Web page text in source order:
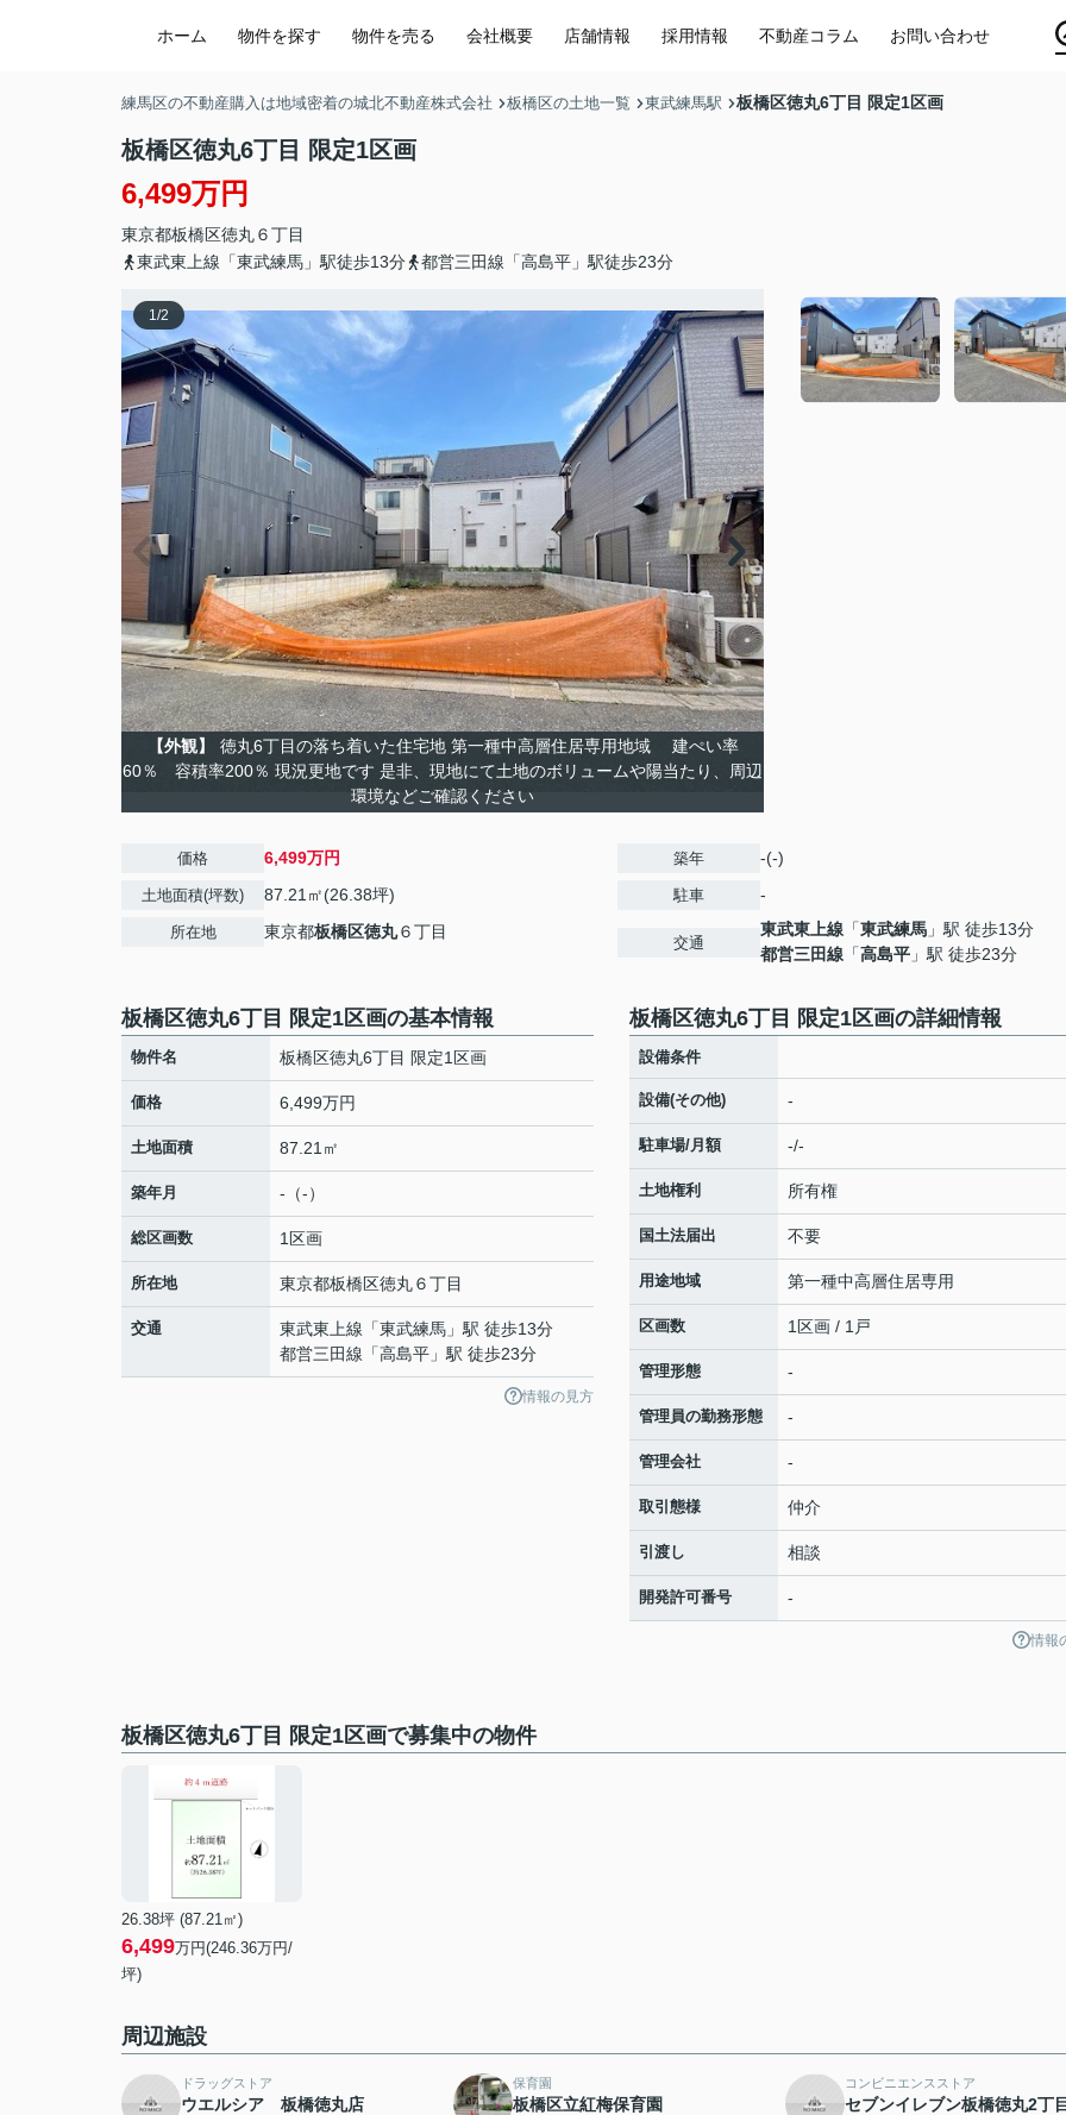
ホーム 物件を探す 物件を売る 会社概要 店舗情報 採用情報 不動産コラム お問い合わせ
練馬区の不動産購入は地域密着の城北不動産株式会社 板橋区の土地一覧 東武練馬駅 板橋区徳丸6丁目 限定1区画
板橋区徳丸6丁目 限定1区画
6,499万円
東京都板橋区徳丸６丁目
東武東上線「東武練馬」駅徒歩13分
都営三田線「高島平」駅徒歩23分
1/2
【外観】
徳丸6丁目の落ち着いた住宅地 第一種中高層住居専用地域 建ぺい率
60％ 容積率200％ 現況更地です 是非、現地にて土地のボリュームや陽当たり、周辺
環境などご確認ください
価格 6,499万円
土地面積(坪数) 87.21㎡(26.38坪)
所在地 東京都板橋区徳丸６丁目
築年 -(-)
駐車 -
交通
東武東上線 「東武練馬 」駅 徒歩13分
都営三田線 「高島平 」駅 徒歩23分
板橋区徳丸6丁目 限定1区画の基本情報
物件名 板橋区徳丸6丁目 限定1区画
価格 6,499万円
土地面積 87.21㎡
築年月 -（-）
総区画数 1区画
所在地 東京都板橋区徳丸６丁目
交通 東武東上線 「東武練馬 」駅 徒歩13分
都営三田線 「高島平 」駅 徒歩23分
情報の見方
板橋区徳丸6丁目 限定1区画の詳細情報
設備条件
設備(その他) -
駐車場/月額 -/-
土地権利 所有権
国土法届出 不要
用途地域 第一種中高層住居専用
区画数 1区画 / 1戸
管理形態 -
管理員の勤務形態 -
管理会社 -
取引態様 仲介
引渡し 相談
開発許可番号 -
情報
板橋区徳丸6丁目 限定1区画で募集中の物件
26.38坪 (87.21㎡)
6,499万円(246.36万円/
坪)
周辺施設
ドラッグストア
ウエルシア 板橋徳丸店
保育園
板橋区立紅梅保育園
コンビニエンスストア
セブンイレブン板橋徳丸2丁目